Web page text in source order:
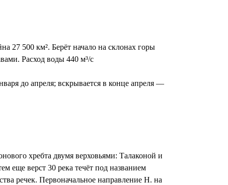
27 500 км². Берёт начало на склонах горы
Расход воды 440 м³/с
до апреля; вскрывается в конце апреля —
хребта двумя верховьями: Талаконой и
еще верст 30 река течёт под названием
речек. Первоначальное направление Н. на